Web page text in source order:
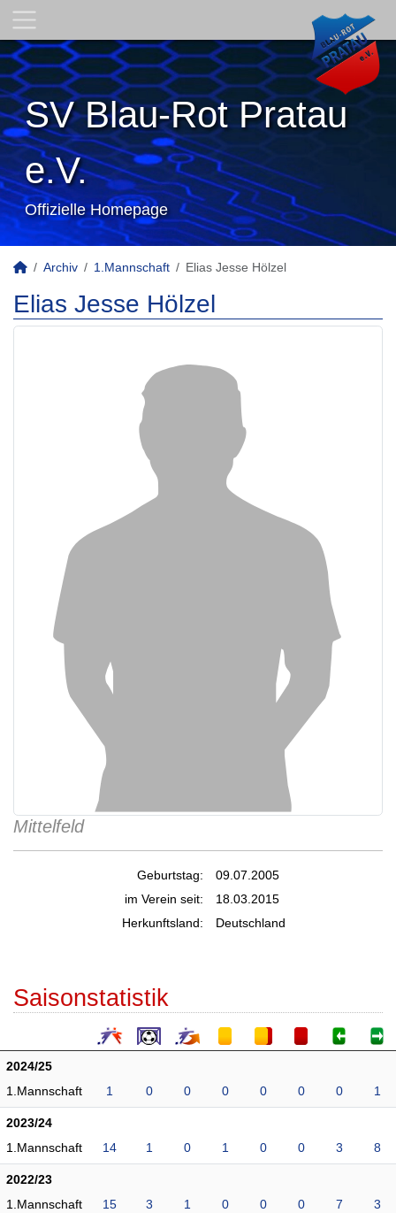
SV Blau-Rot Pratau
e.V.
Offizielle Homepage
Archiv 1.Mannschaft Elias Jesse Hölzel
Elias Jesse Hölzel
Mittelfeld
Geburtstag:
09.07.2005
im Verein seit:
18.03.2015
Herkunftsland:
Deutschland
Saisonstatistik
2024/25
1.Mannschaft
1 0 0 0 0 0 0 1
2023/24
1.Mannschaft
14 1 0 1 0 0 3 8
2022/23
1.Mannschaft
15 3 1 0 0 0 7 3